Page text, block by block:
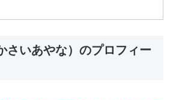
さいあやな）のプロフィー